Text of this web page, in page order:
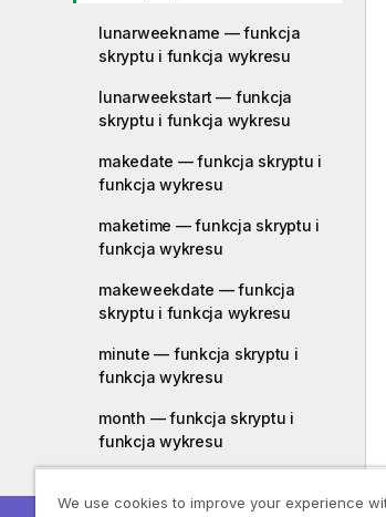
lunarweekname — funkcja
skryptu i funkcja wykresu
lunarweekstart — funkcja
skryptu i funkcja wykresu
makedate — funkcja skryptu i
funkcja wykresu
maketime — funkcja skryptu i
funkcja wykresu
makeweekdate — funkcja
skryptu i funkcja wykresu
minute — funkcja skryptu i
funkcja wykresu
month — funkcja skryptu i
funkcja wykresu
funkcja wykresu
We use cookies to improve your experience